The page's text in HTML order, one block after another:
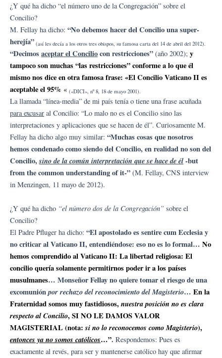
¿Y qué ha dicho “el número uno de la Congregación” sobre el
Concilio?
M. Fellay ha dicho: “No debemos hacer del Concilio una super-
herejía” (así les decía a los otros tres obispos, su famosa carta del 14 de abril del 2012).
“Decimosaceptar el Conciliocon restricciones” (año 2002); y
tampoco son muchas “las restricciones” conforme a lo que él
mismo nos dice en otra famosa frase: «El Concilio Vaticano II es
aceptable el 95% « («DICI», nº 8, 18 de mayo 2001).
La llamada “línea-media” de mi país tenía o tiene una frase acuñada
para excusar al Concilio: “Lo malo no es el Concilio sino las
interpretaciones y aplicaciones que se hacen de él”. Curiosamente M.
Fellay ha dicho algo muy similar: “Muchas cosas que nosotros
hemos condenado como siendo del Concilio, en realidad no son del
Concilio,sino de la común interpretación que se hace de él-but
from the common understanding of it-” (M. Fellay, CNS interview
in Menzingen, 11 mayo de 2012).
¿Y qué ha dicho “el número dos de la Congregación” sobre el
Concilio?
El Padre Pfluger ha dicho: “El apostolado es sentire cum Ecclesia y
no criticar al Vaticano II, entendiéndose: eso no es lo formal… No
hemos comprendido al Vaticano II: La libertad religiosa: El
concilio quería solamente permitirnos poder ir a los países
musulmanes… Monseñor Fellay no quiere tomar el riesgo de una
excomuniónpor rechazo del reconocimiento del Magisterio… En la
Fraternidad somos muy fastidiosos,nuestra posición no es clara
respecto al Concilio, SI NO LE DAMOS VALOR
MAGISTERIAL (nota:si no lo reconocemos como Magisterio),
entonces ya no somos católicos…”. Respondemos: Pues es
exactamente al revés, para ser y mantenerse católico hay que afirmar